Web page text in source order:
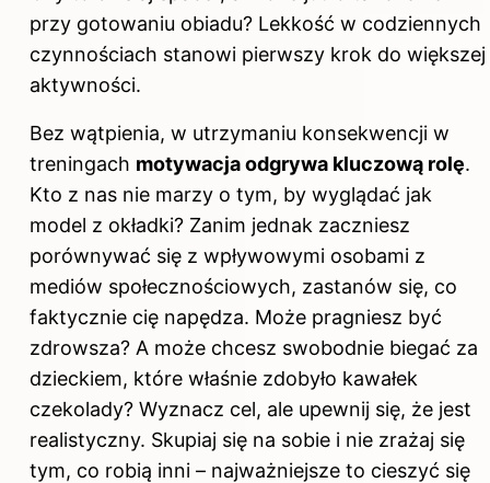
przy gotowaniu obiadu? Lekkość w codziennych
czynnościach stanowi pierwszy krok do większej
aktywności.
Bez wątpienia, w utrzymaniu konsekwencji w
treningach motywacja odgrywa kluczową rolę.
Kto z nas nie marzy o tym, by wyglądać jak
model z okładki? Zanim jednak zaczniesz
porównywać się z wpływowymi osobami z
mediów społecznościowych, zastanów się, co
faktycznie cię napędza. Może pragniesz być
zdrowsza? A może chcesz swobodnie biegać za
dzieckiem, które właśnie zdobyło kawałek
czekolady? Wyznacz cel, ale upewnij się, że jest
realistyczny. Skupiaj się na sobie i nie zrażaj się
tym, co robią inni – najważniejsze to cieszyć się